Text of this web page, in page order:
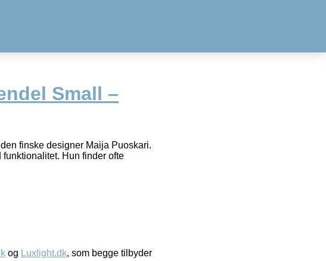
Small –
finske designer Maija Puoskari.
Hun finder ofte
og Luxlight.dk, som begge tilbyder